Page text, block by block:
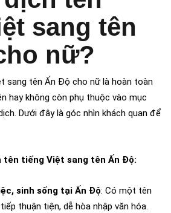
sang tên
nữ?
sang tên Ấn Độ cho nữ là hoàn toàn
hay không còn phụ thuộc vào mục
Dưới đây là góc nhìn khách quan để
tên tiếng Việt sang tên Ấn Độ:
sinh sống tại Ấn Độ: Có một tên
thuận tiện, dễ hòa nhập văn hóa.